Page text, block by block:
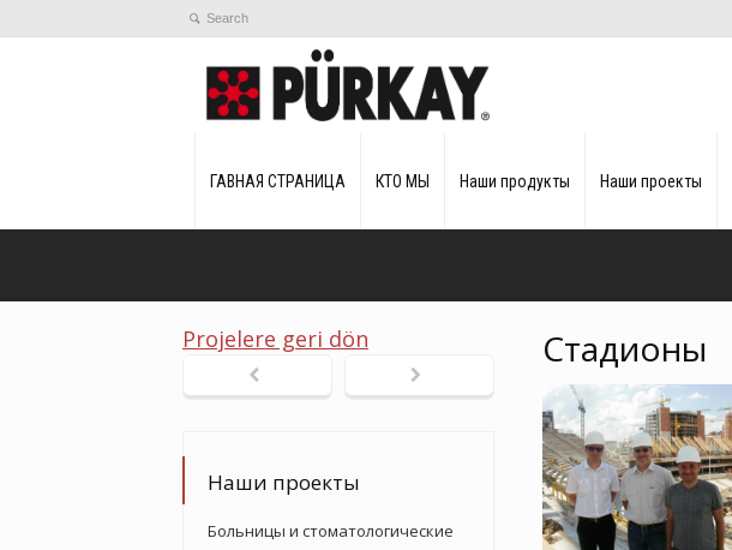
ГАВНАЯ СТРАНИЦА КТО МЫ Наши продукты Наши проекты
Стадионы
Projelere geri dön
Наши проекты
Больницы и стоматологические